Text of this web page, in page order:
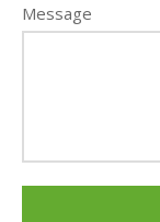
Message